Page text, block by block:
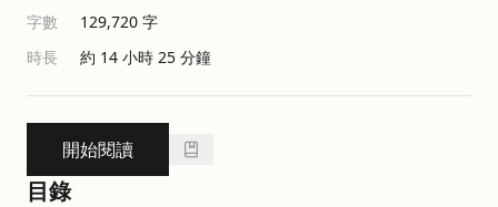
字數
129,720 字
時長
約 14 小時 25 分鐘
開始閱讀
目錄